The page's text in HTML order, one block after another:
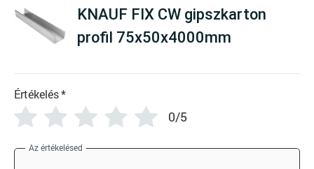
KNAUF FIX CW gipszkarton
profil 75x50x4000mm
Értékelés*
0/5
Az értékelésed